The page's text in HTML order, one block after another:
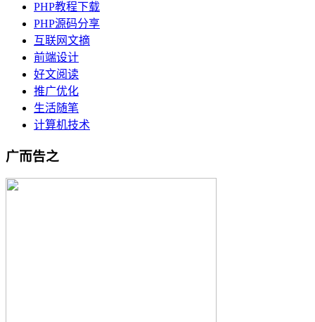
PHP教程下载
PHP源码分享
互联网文摘
前端设计
好文阅读
推广优化
生活随笔
计算机技术
广而告之